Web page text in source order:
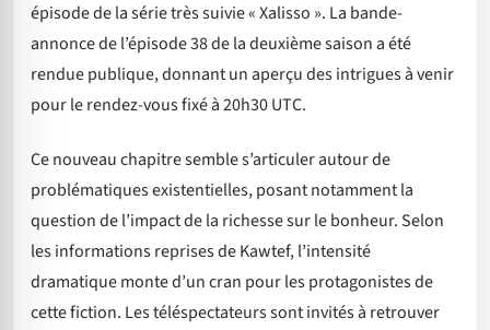
épisode de la série très suivie « Xalisso ». La bande-
annonce de l’épisode 38 de la deuxième saison a été
rendue publique, donnant un aperçu des intrigues à venir
pour le rendez-vous fixé à 20h30 UTC.
Ce nouveau chapitre semble s’articuler autour de
problématiques existentielles, posant notamment la
question de l’impact de la richesse sur le bonheur. Selon
les informations reprises de Kawtef, l’intensité
dramatique monte d’un cran pour les protagonistes de
cette fiction. Les téléspectateurs sont invités à retrouver